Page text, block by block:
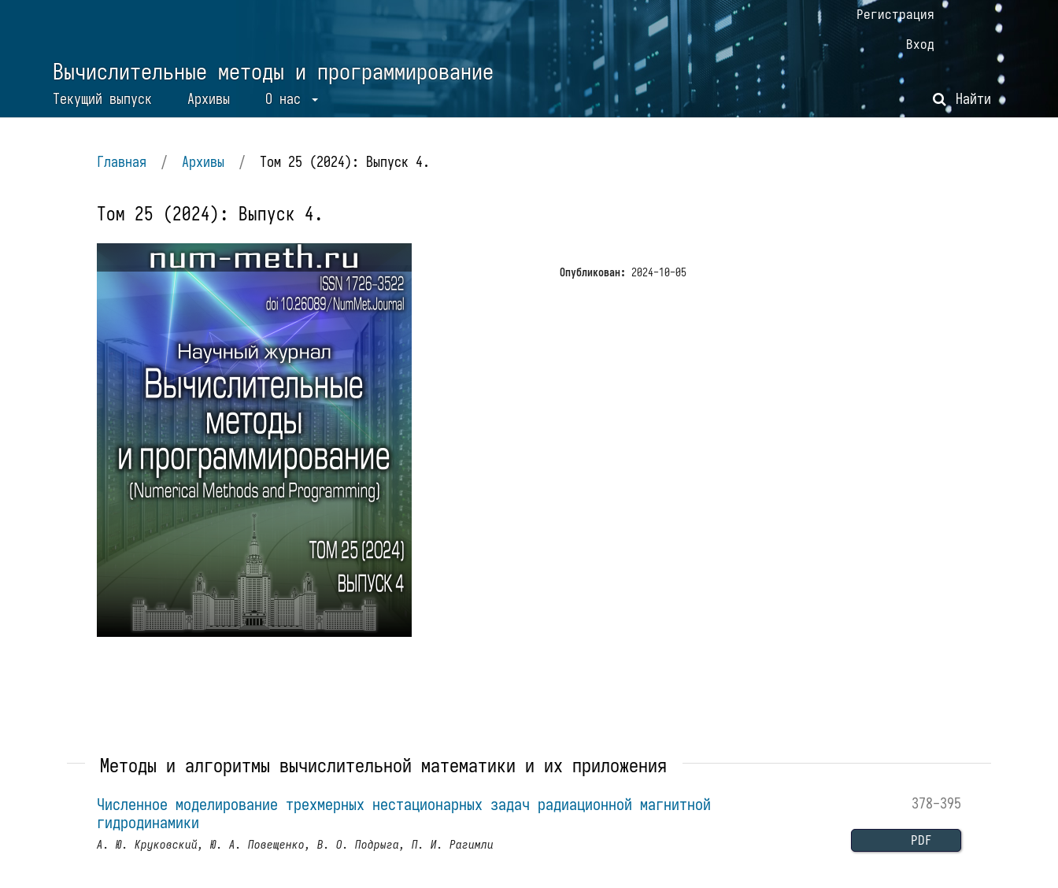
Вычислительные методы и программирование
Текущий выпуск Архивы О нас Найти
Регистрация
Вход
Главная / Архивы / Том 25 (2024): Выпуск 4.
Том 25 (2024): Выпуск 4.
Опубликован: 2024-10-05
Методы и алгоритмы вычислительной математики и их приложения
378-395
PDF
Численное моделирование трехмерных нестационарных задач радиационной магнитной
гидродинамики
А. Ю. Круковский, Ю. А. Повещенко, В. О. Подрыга, П. И. Рагимли